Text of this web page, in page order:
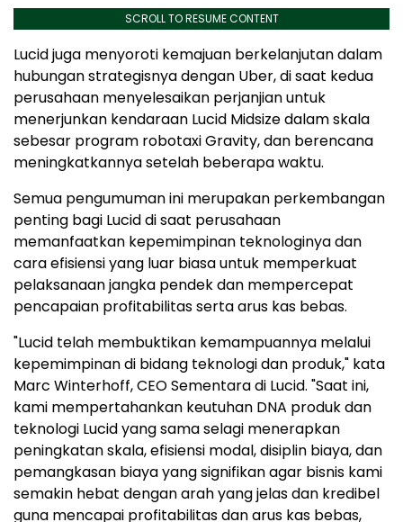
SCROLL TO RESUME CONTENT
Lucid juga menyoroti kemajuan berkelanjutan dalam
hubungan strategisnya dengan Uber, di saat kedua
perusahaan menyelesaikan perjanjian untuk
menerjunkan kendaraan Lucid Midsize dalam skala
sebesar program robotaxi Gravity, dan berencana
meningkatkannya setelah beberapa waktu.
Semua pengumuman ini merupakan perkembangan
penting bagi Lucid di saat perusahaan
memanfaatkan kepemimpinan teknologinya dan
cara efisiensi yang luar biasa untuk memperkuat
pelaksanaan jangka pendek dan mempercepat
pencapaian profitabilitas serta arus kas bebas.
"Lucid telah membuktikan kemampuannya melalui
kepemimpinan di bidang teknologi dan produk," kata
Marc Winterhoff, CEO Sementara di Lucid. "Saat ini,
kami mempertahankan keutuhan DNA produk dan
teknologi Lucid yang sama selagi menerapkan
peningkatan skala, efisiensi modal, disiplin biaya, dan
pemangkasan biaya yang signifikan agar bisnis kami
semakin hebat dengan arah yang jelas dan kredibel
guna mencapai profitabilitas dan arus kas bebas,